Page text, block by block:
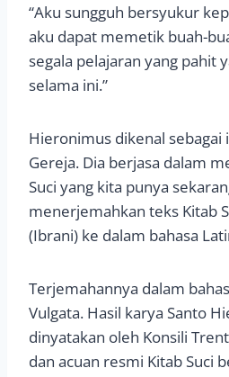
“Aku sungguh bersyukur
aku dapat memetik buah-
segala pelajaran yang pahit
selama ini.”
Hieronimus dikenal sebagai
Gereja. Dia berjasa dalam
Suci yang kita punya
menerjemahkan teks Kitab
(Ibrani) ke dalam bahasa
Terjemahannya dalam
Vulgata. Hasil karya Santo
dinyatakan oleh Konsili
dan acuan resmi Kitab Suci